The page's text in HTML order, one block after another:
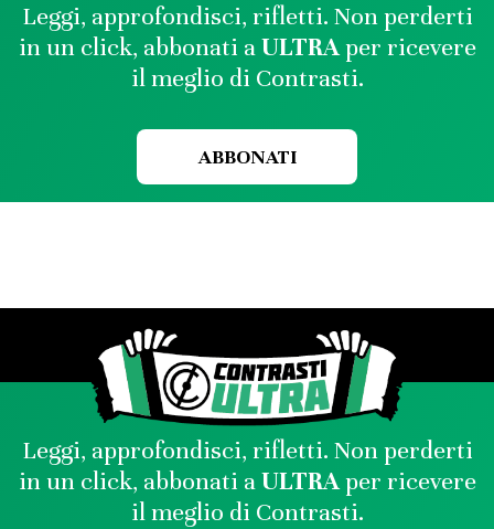
Leggi, approfondisci, rifletti. Non perderti
in un click, abbonati aULTRAper ricevere
il meglio di Contrasti.
ABBONATI
Leggi, approfondisci, rifletti. Non perderti
in un click, abbonati aULTRAper ricevere
il meglio di Contrasti.